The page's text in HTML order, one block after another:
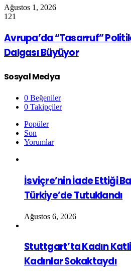
Ağustos 1, 2026
121
Avrupa’da “Tasarruf”
Dalgası Büyüyor
Sosyal Medya
0 Beğeniler
0 Takipçiler
Popüler
Son
Yorumlar
İsviçre’nin İade Ettiği
Türkiye’de Tutuklandı
Ağustos 6, 2026
Stuttgart’ta Kadın
Kadınlar Sokaktaydı